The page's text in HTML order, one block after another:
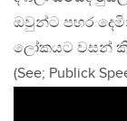
ඔවුන්ට පහර
ලෝකයට වසන්
(See; Publick